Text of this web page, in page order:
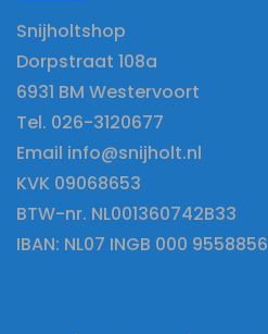
Snijholtshop
Dorpstraat 108a
6931 BM Westervoort
Tel. 026-3120677
Email info@snijholt.nl
KVK 09068653
BTW-nr. NL001360742B33
IBAN: NL07 INGB 000 9558856